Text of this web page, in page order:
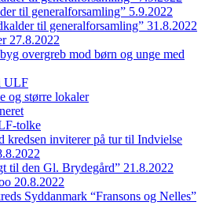
til generalforsamling” 5.9.2022
til generalforsamling” 31.8.2022
27.8.2022
overgreb mod børn og unge med
ULF
og større lokaler
tolke
kredsen inviterer på tur til Indvielse
til den Gl. Brydegård” 21.8.2022
20.8.2022
Syddanmark “Fransons og Nelles”